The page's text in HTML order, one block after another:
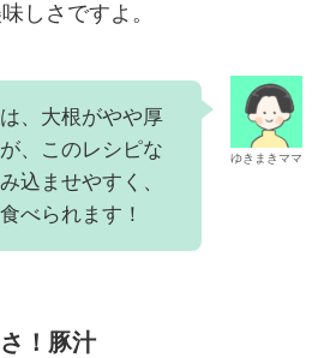
しさですよ。
ゆきまきママ
、大根がやや厚
、このレシピな
込ませやすく、
べられます！
！豚汁